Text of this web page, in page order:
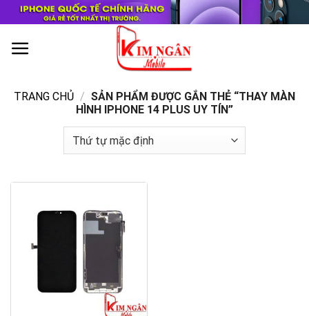
Skip
to
content
TRANG CHỦ / SẢN PHẨM ĐƯỢC GẮN THẺ “THAY MÀN
HÌNH IPHONE 14 PLUS UY TÍN”